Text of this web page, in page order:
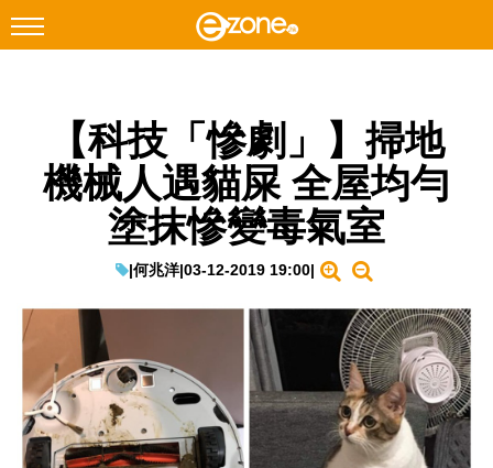
Facebook Instagram
科技焦點
教學評測
IT Times
生成式AI與雲端應用
【科技「慘劇」】掃地
機械人遇貓屎 全屋均勻
塗抹慘變毒氣室
|何兆洋|03-12-2019 19:00|